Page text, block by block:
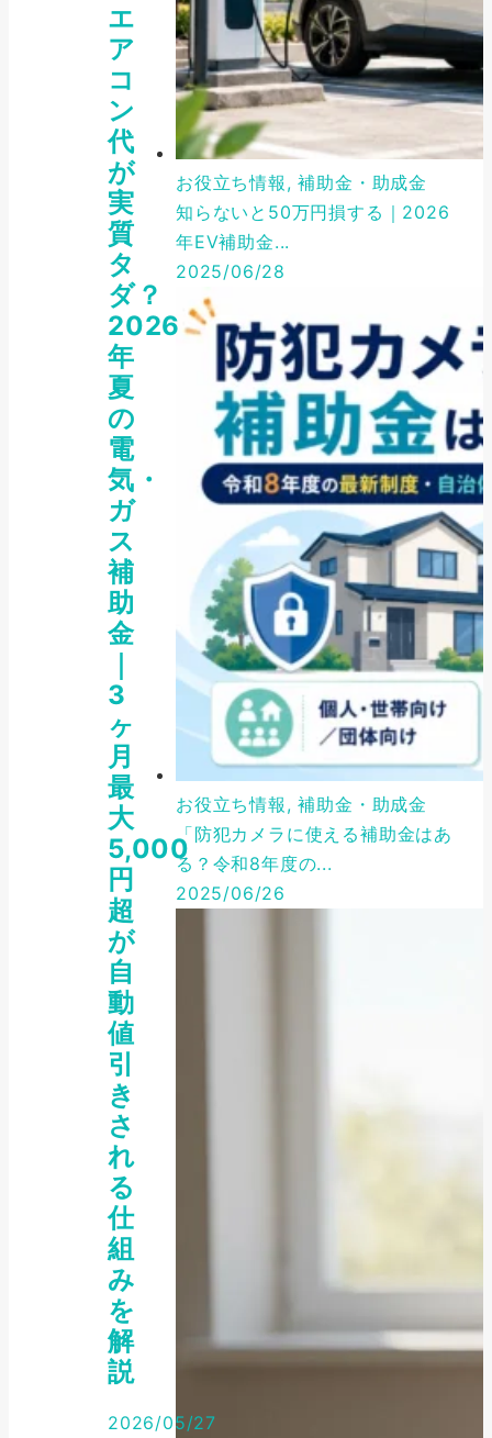
エ
ア
コ
ン
代
が
実
質
タ
ダ？
2026
年
夏
の
電
気・
ガ
ス
補
助
金
｜
3
ヶ
月
最
大
5,000
円
超
が
自
動
値
引
き
さ
れ
る
仕
組
み
を
解
説
2026/05/27
お役立ち情報, 補助金・助成金
知らないと50万円損する｜2026
年EV補助金...
2025/06/28
お役立ち情報, 補助金・助成金
「防犯カメラに使える補助金はあ
る？令和8年度の...
2025/06/26